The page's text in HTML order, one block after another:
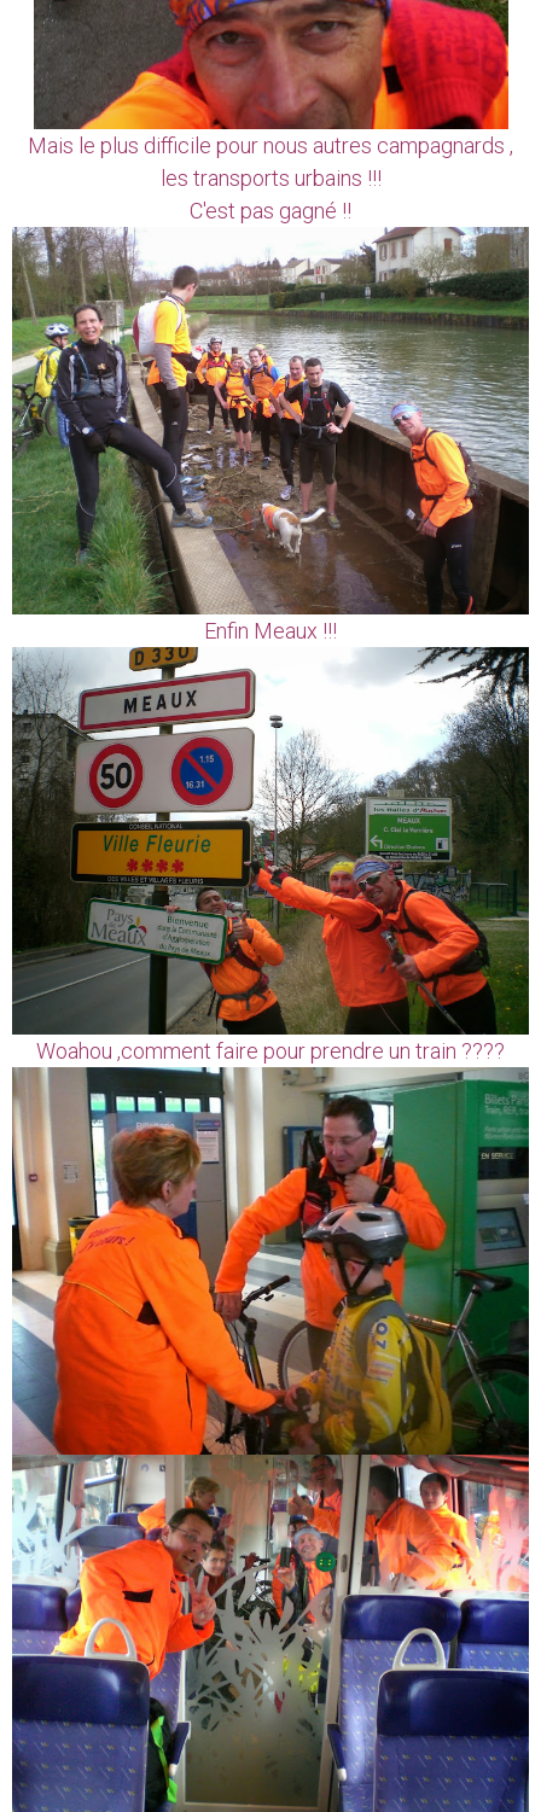
Mais le plus difficile pour nous autres campagnards ,
les transports urbains !!!
C'est pas gagné !!
Enfin Meaux !!!
Woahou ,comment faire pour prendre un train ????